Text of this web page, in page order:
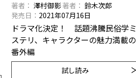
著者 澤村御影著者
鈴木次郎
発売日
2021年07月16日
ドラマ化決定！ 話題沸騰民俗学ミ
ステリ、キャラクターの魅力満載の
番外編
試し読み